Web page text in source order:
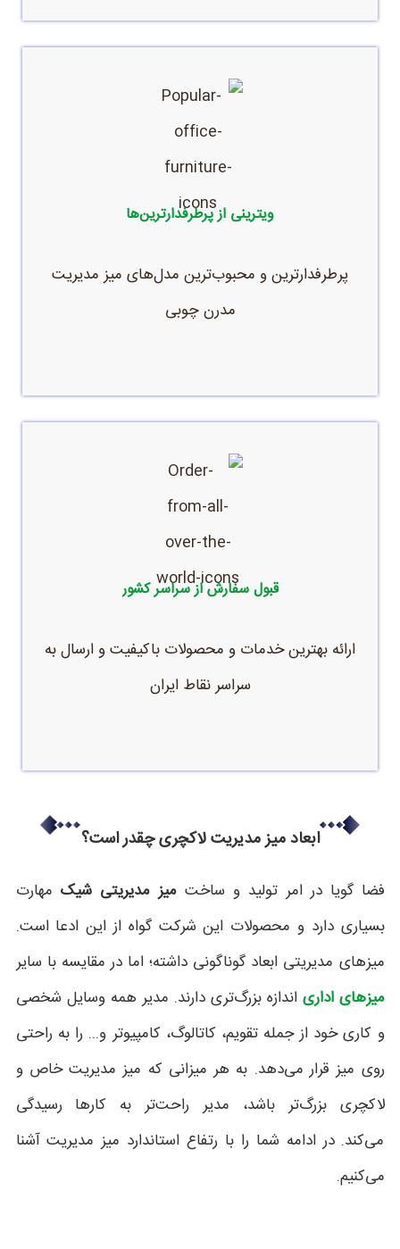
ویترینی از پرطرفدارترین‌ها
پرطرفدارترین و محبوب‌ترین مدل‌های میز مدیریت
مدرن چوبی
قبول سفارش از سراسر کشور
ارائه بهترین خدمات و محصولات باکیفیت و ارسال به
سراسر نقاط ایران
ارائه بهترین خدمات و محصولات باکیفیت و ارسال به
سراسر نقاط ایران
ابعاد میز مدیریت لاکچری چقدر است؟
فضا گویا در امر تولید و ساخت میز مدیریتی شیک مهارت
بسیاری دارد و محصولات این شرکت گواه از این ادعا است.
میزهای مدیریتی ابعاد گوناگونی داشته؛ اما در مقایسه با سایر
میزهای اداری اندازه بزرگ‌تری دارند. مدیر همه وسایل شخصی
و کاری خود از جمله تقویم، کاتالوگ، کامپیوتر و... را به راحتی
روی میز قرار می‌دهد. به هر میزانی که میز مدیریت خاص و
لاکچری بزرگ‌تر باشد، مدیر راحت‌تر به کارها رسیدگی
می‌کند. در ادامه شما را با رتفاع استاندارد میز مدیریت آشنا
می‌کنیم.